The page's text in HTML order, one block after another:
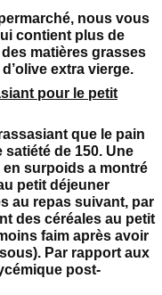
nous vous
contient plus de
matières grasses
extra vierge.
pour le petit
que le pain
de 150. Une
surpoids a montré
petit déjeuner
au repas suivant, par
des céréales au petit
faim après avoir
Par rapport aux
post-